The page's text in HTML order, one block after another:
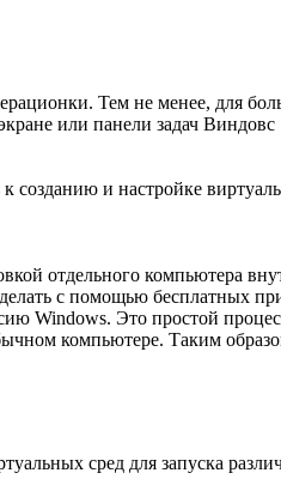
Тем не менее, для
или панели задач Виндовс
к созданию и настройке
отдельного компьютера
с помощью бесплатных
Windows. Это простой
компьютере. Таким
сред для запуска